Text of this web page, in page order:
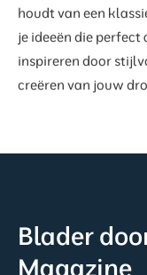
houdt van een
je ideeën die
inspireren door
creëren van jouw
Blader
Magazine